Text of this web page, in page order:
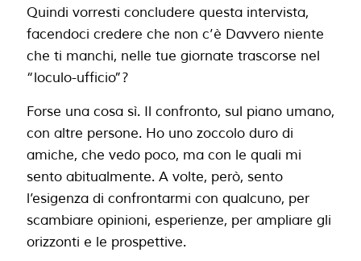
Quindi vorresti concludere questa intervista,
facendoci credere che non c’è Davvero niente
che ti manchi, nelle tue giornate trascorse nel
“loculo-ufficio”?
Forse una cosa sì. Il confronto, sul piano umano,
con altre persone. Ho uno zoccolo duro di
amiche, che vedo poco, ma con le quali mi
sento abitualmente. A volte, però, sento
l’esigenza di confrontarmi con qualcuno, per
scambiare opinioni, esperienze, per ampliare gli
orizzonti e le prospettive.